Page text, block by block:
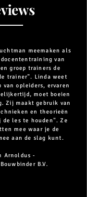
meemaken als
van
groep trainers de
trainer". Linda weet
van opleiders, ervaren
moet boeien
Zij maakt gebruik van
en theorieën
de les te houden". Ze
mee waar je de
aan de slag kunt.
Arnoldus -
B.V.